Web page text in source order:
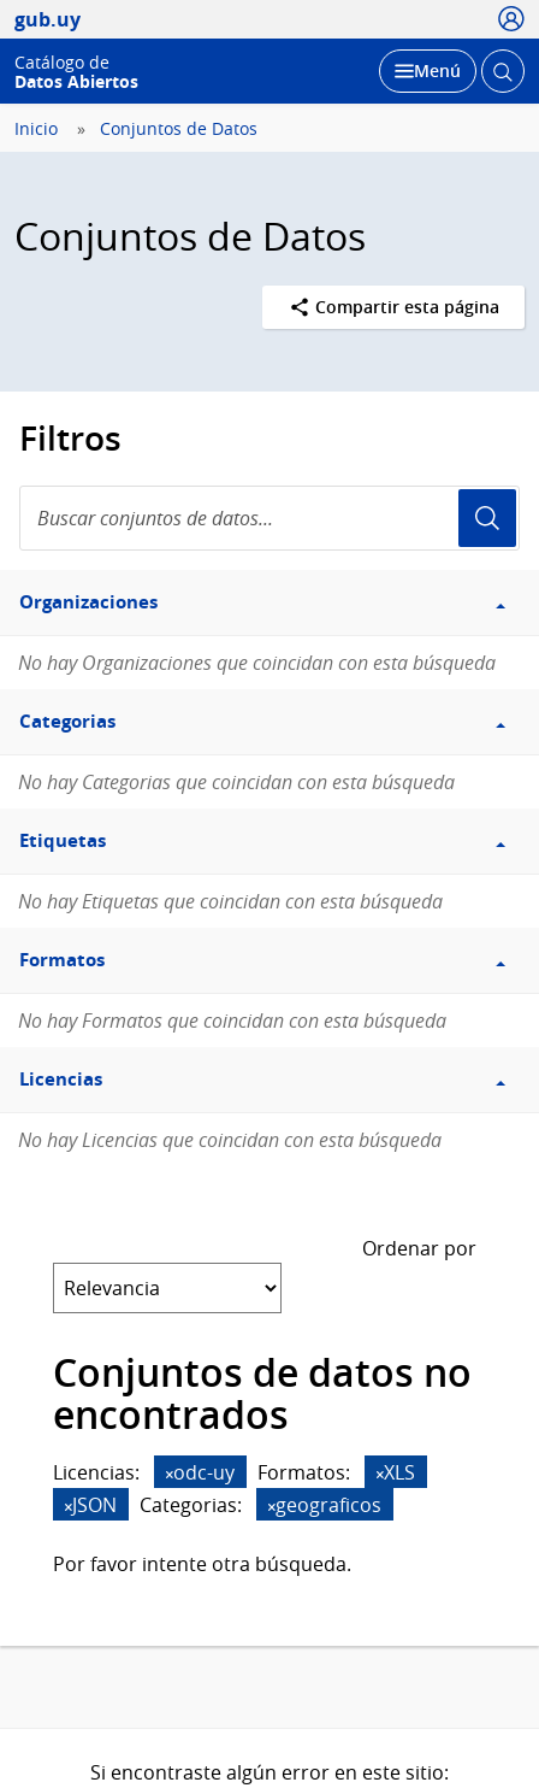
gub.uy
Catálogo de
Datos Abiertos
Desplegar
Menú Abrir
Inicio Conjuntos de Datos
Conjuntos de Datos
Compartir esta página
Filtros
conjuntos
de
Filtro
Organizaciones
Organizaciones
No hay Organizaciones que coincidan con esta búsqueda
Filtro
Categorias
Categorias
No hay Categorias que coincidan con esta búsqueda
Filtro
Etiquetas
Etiquetas
No hay Etiquetas que coincidan con esta búsqueda
Filtro
Formatos
Formatos
No hay Formatos que coincidan con esta búsqueda
Filtro
Licencias
Licencias
No hay Licencias que coincidan con esta búsqueda
Ordenar por
Conjuntos de datos no
encontrados
Licencias: odc-uy Formatos:
XLS
JSON
Categorias: geograficos
Por favor intente otra búsqueda.
Si encontraste algún error en este sitio: